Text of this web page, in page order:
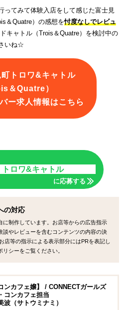
ってみて体験入店をして感じた富士見
＆Quatre）の感想を忖度なしでレビュ
キャトル（Trois＆Quatre）を検討中の
いね☆
トロワ&キャトル
＆Quatre）
ー求人情報はこちら
トロワ&キャトル
に応募する
の対応
に制作しています。お店等からの広告指示
談やレビューを含むコンテンツの内容の決
店等の指示による表示部分にはPRを表記し
シーをご覧ください。
ンカフェ嬢】 / CONNECTガールズ
コンカフェ担当
波（サトウミナミ）